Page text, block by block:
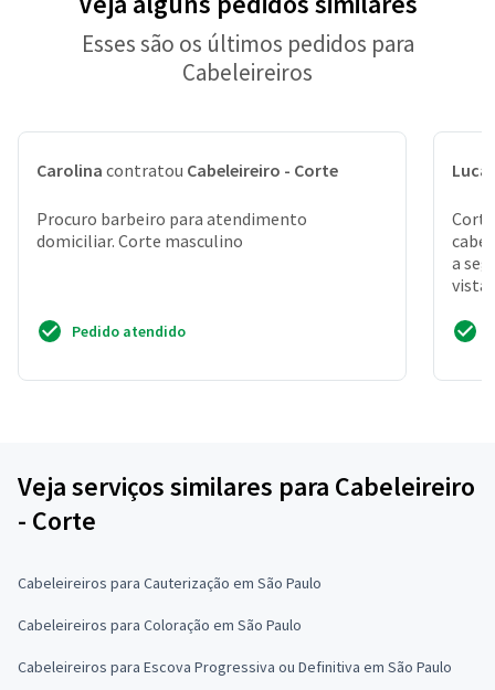
Esses são os últimos pedidos para
Cabeleireiros
Carolina contratou Cabeleireiro - Corte
Procuro barbeiro para atendimento
domiciliar. Corte masculino
Pedido atendido
a
Veja serviços similares para Cabeleireiro
- Corte
Cabeleireiros para Cauterização em São Paulo
Cabeleireiros para Coloração em São Paulo
Cabeleireiros para Escova Progressiva ou Definitiva em São Paulo